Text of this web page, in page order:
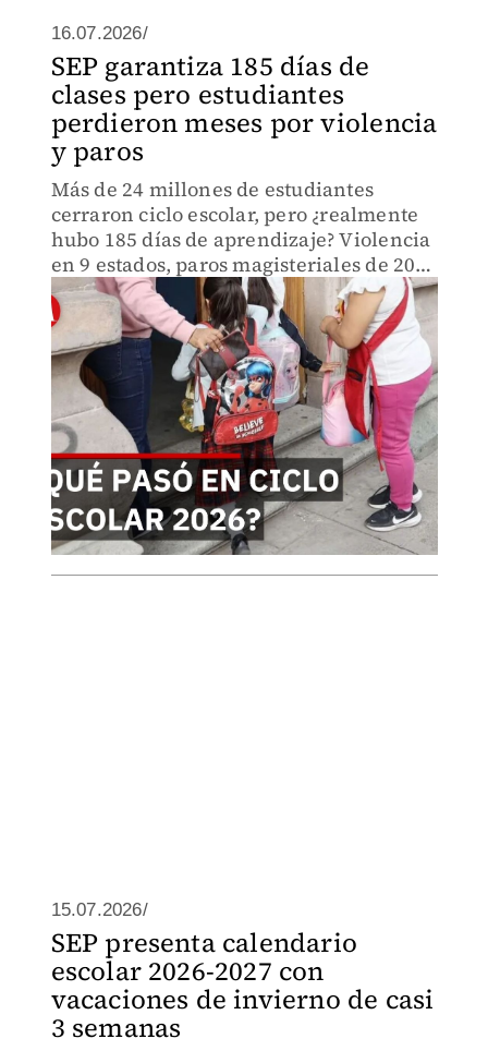
16.07.2026/
SEP garantiza 185 días de
clases pero estudiantes
perdieron meses por violencia
y paros
Más de 24 millones de estudiantes
cerraron ciclo escolar, pero ¿realmente
hubo 185 días de aprendizaje? Violencia
en 9 estados, paros magisteriales de 20
días, calor extremo y retos virales
suspendieron clases. El análisis que
expone qué faltó
15.07.2026/
SEP presenta calendario
escolar 2026-2027 con
vacaciones de invierno de casi
3 semanas